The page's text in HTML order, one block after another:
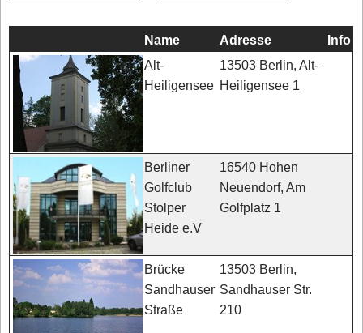
Name Adresse Info
Alt-
Heiligensee
13503 Berlin, Alt-
Heiligensee 1
Berliner
Golfclub
Stolper
Heide e.V
16540 Hohen
Neuendorf, Am
Golfplatz 1
Brücke
Sandhauser
Straße
13503 Berlin,
Sandhauser Str.
210